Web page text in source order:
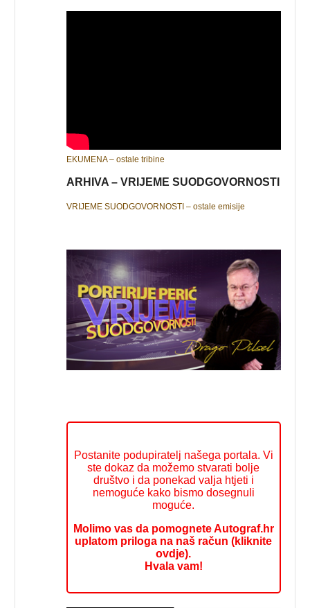
EKUMENA – ostale tribine
ARHIVA – VRIJEME SUODGOVORNOSTI
VRIJEME SUODGOVORNOSTI – ostale emisije
Postanite podupiratelj našega portala. Vi
ste dokaz da možemo stvarati bolje
društvo i da ponekad valja htjeti i
nemoguće kako bismo dosegnuli
moguće.
Molimo vas da pomognete Autograf.hr
uplatom priloga na naš račun (kliknite
ovdje).
Hvala vam!